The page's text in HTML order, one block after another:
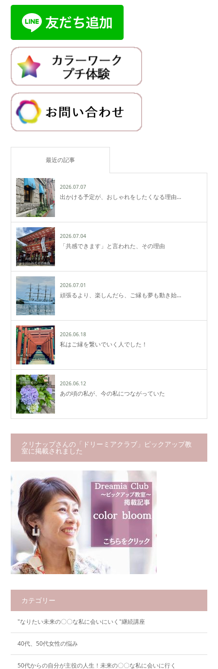
最近の記事
2026.07.07
出かける予定が、おしゃれをしたくなる理由…
2026.07.04
「共感できます」と言われた、その理由
2026.07.01
頑張るより、楽しんだら、ご縁も夢も動き始…
2026.06.18
私はご縁を繋いでいく人でした！
2026.06.12
あの頃の私が、今の私につながっていた
クリナップさんの「ドリーミアクラブ」ピックアップ教
室に掲載されました
カテゴリー
"なりたい未来の〇〇な私に会いにいく"継続講座
40代、50代女性の悩み
50代からの自分が主役の人生！未来の〇〇な私に会いに行く